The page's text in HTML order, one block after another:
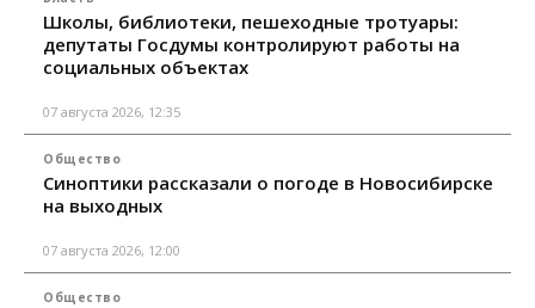
Школы, библиотеки, пешеходные тротуары:
депутаты Госдумы контролируют работы на
социальных объектах
07 августа 2026, 12:35
Общество
Синоптики рассказали о погоде в Новосибирске
на выходных
07 августа 2026, 12:00
Общество